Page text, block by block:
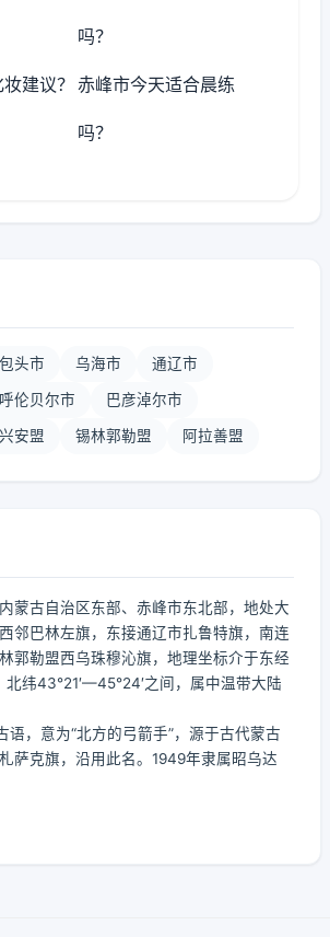
吗？
建议？ 赤峰市今天适合晨练
吗？
包头市 乌海市 通辽市
呼伦贝尔市 巴彦淖尔市
兴安盟 锡林郭勒盟 阿拉善盟
蒙古自治区东部、赤峰市东北部，地处大
邻巴林左旗，东接通辽市扎鲁特旗，南连
郭勒盟西乌珠穆沁旗，地理坐标介于东经
北纬43°21′—45°24′之间，属中温带大陆
语，意为“北方的弓箭手”，源于古代蒙古
萨克旗，沿用此名。1949年隶属昭乌达